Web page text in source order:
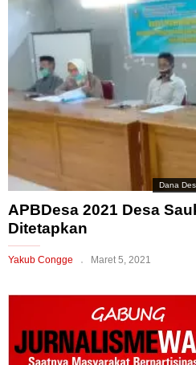
Dana
APBDesa 2021 Desa
Ditetapkan
Yakub Congge Maret 5, 2021